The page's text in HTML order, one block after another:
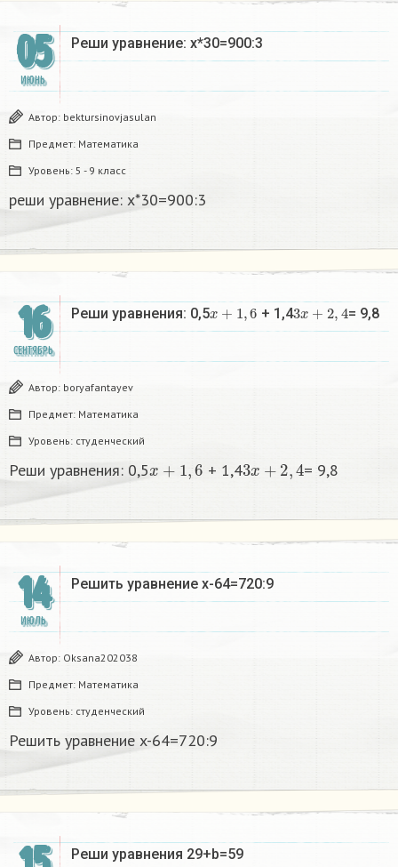
05
ИЮНЬ
Реши уравнение: х*30=900:3​
Автор: bektursinovjasulan
Предмет: Математика
Уровень: 5 - 9 класс
реши уравнение: х*30=900:3​
16
СЕНТЯБРЬ
Реши уравнения: 0,5x +1 6 + 1,43 x+2,4 = 9,8​
Автор: boryafantayev
Предмет: Математика
Уровень: студенческий
Реши уравнения: 0,5 6 + 1,43 ,4 = 9,8​
14
ИЮЛЬ
Решить уравнение x-64=720:9
Автор: Oksana202038
Предмет: Математика
Уровень: студенческий
Решить уравнение x-64=720:9
Реши уравнения 29+b=59